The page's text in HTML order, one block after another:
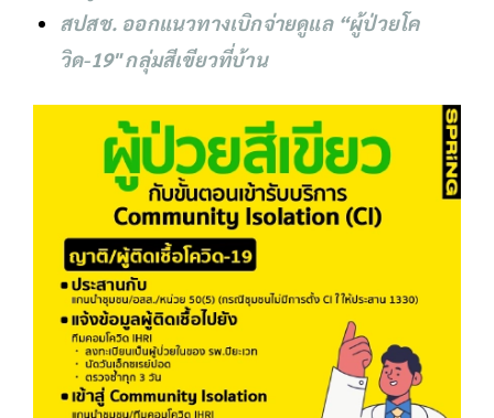
สปสช. ออกแนวทางเบิกจ่ายดูแล “ผู้ป่วยโค
วิด-19" กลุ่มสีเขียวที่บ้าน